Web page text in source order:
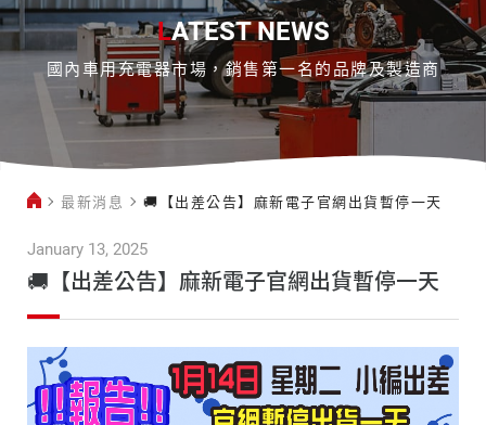
告】
麻
網
出
貨
暫
停
一
天
LATEST NEWS
國內車用充電器市場，銷售第一名的品牌及製造商
最新消息 🚚【出差公告】麻新電子官網出貨暫停一天
January 13, 2025
🚚【出差公告】麻新電子官網出貨暫停一天